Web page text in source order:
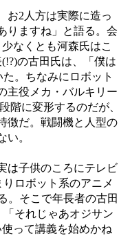
お2人方は実際に造っ
りますね」と語る。会
なくとも河森氏はこ
の古田氏は、「僕は
。ちなみにロボット
主役メカ・バルキリー
階に変形するのだが、
徴だ。戦闘機と人型の
。
は子供のころにテレビ
ロボット系のアニメ
。そこで年長者の古田
それじゃあオジサン
って講義を始めかね